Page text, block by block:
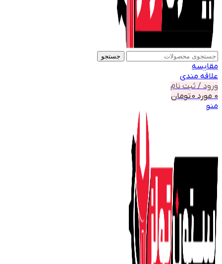
جستجو
مقايسه
علاقه مندی
ورود / ثبت نام
0 مورد 0تومان
منو